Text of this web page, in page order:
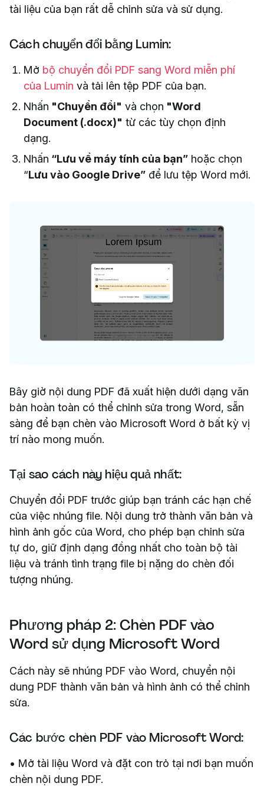
tài liệu của bạn rất dễ chỉnh sửa và sử dụng.
Cách chuyển đổi bằng Lumin:
Mở bộ chuyển đổi PDF sang Word miễn phí
của Lumin và tải lên tệp PDF của bạn.
Nhấn "Chuyển đổi" và chọn "Word
Document (.docx)" từ các tùy chọn định
dạng.
Nhấn “Lưu về máy tính của bạn” hoặc chọn
“Lưu vào Google Drive” để lưu tệp Word mới.
Bây giờ nội dung PDF đã xuất hiện dưới dạng văn
bản hoàn toàn có thể chỉnh sửa trong Word, sẵn
sàng để bạn chèn vào Microsoft Word ở bất kỳ vị
trí nào mong muốn.
Tại sao cách này hiệu quả nhất:
Chuyển đổi PDF trước giúp bạn tránh các hạn chế
của việc nhúng file. Nội dung trở thành văn bản và
hình ảnh gốc của Word, cho phép bạn chỉnh sửa
tự do, giữ định dạng đồng nhất cho toàn bộ tài
liệu và tránh tình trạng file bị nặng do chèn đối
tượng nhúng.
Phương pháp 2: Chèn PDF vào
Word sử dụng Microsoft Word
Cách này sẽ nhúng PDF vào Word, chuyển nội
dung PDF thành văn bản và hình ảnh có thể chỉnh
sửa.
Các bước chèn PDF vào Microsoft Word:
• Mở tài liệu Word và đặt con trỏ tại nơi bạn muốn
chèn nội dung PDF.